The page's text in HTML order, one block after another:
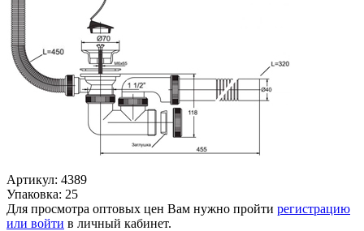
Артикул: 4389
Упаковка: 25
Для просмотра оптовых цен Вам нужно пройти регистрацию
или войти в личный кабинет.